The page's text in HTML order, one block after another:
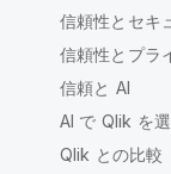
信頼性とセキ
信頼性とプラ
信頼と AI
AI で Qlik を
Qlik との比較